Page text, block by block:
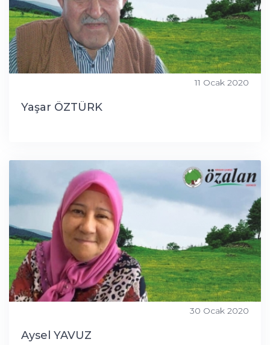
11 Ocak 2020
Yaşar ÖZTÜRK
30 Ocak 2020
Aysel YAVUZ